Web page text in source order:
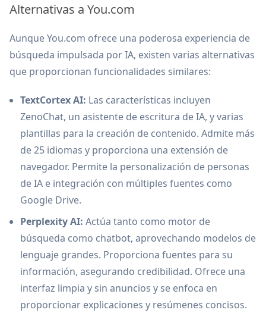
Alternativas a You.com
Aunque You.com ofrece una poderosa experiencia de
búsqueda impulsada por IA, existen varias alternativas
que proporcionan funcionalidades similares:
TextCortex AI: Las características incluyen
ZenoChat, un asistente de escritura de IA, y varias
plantillas para la creación de contenido. Admite más
de 25 idiomas y proporciona una extensión de
navegador. Permite la personalización de personas
de IA e integración con múltiples fuentes como
Google Drive.
Perplexity AI: Actúa tanto como motor de
búsqueda como chatbot, aprovechando modelos de
lenguaje grandes. Proporciona fuentes para su
información, asegurando credibilidad. Ofrece una
interfaz limpia y sin anuncios y se enfoca en
proporcionar explicaciones y resúmenes concisos.